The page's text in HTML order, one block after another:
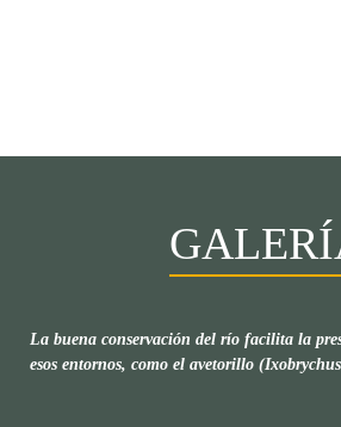
La buena conservación del río facilita la
esos entornos, como el avetorillo